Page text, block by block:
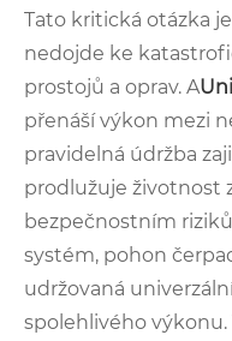
Tato kritická otázka
nedojde ke
prostojů a oprav. A
přenáší výkon mezi
pravidelná údržba
prodlužuje životnost
bezpečnostním
systém, pohon
udržovaná
spolehlivého